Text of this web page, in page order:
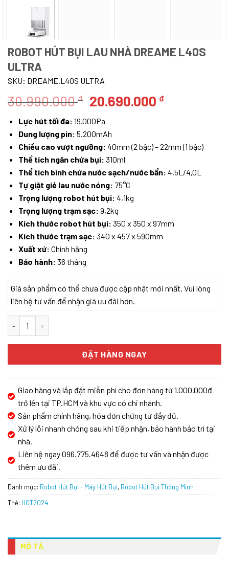
ROBOT HÚT BỤI LAU NHÀ DREAME L40S
ULTRA
SKU: DREAME.L40S ULTRA
30.990.000₫ Giá
là:
30.990.000 ₫.
20.690.000 ₫Giá
là:
Lực hút tối đa: 19.000Pa
Dung lượng pin: 5.200mAh
Chiều cao vượt ngưỡng: 40mm (2 bậc) – 22mm (1 bậc)
Thể tích ngăn chứa bụi: 310ml
Thể tích bình chứa nước sạch/nước bẩn: 4,5L/4,0L
Tự giặt giẻ lau nước nóng: 75°C
Trọng lượng robot hút bụi: 4,1kg
Trọng lượng trạm sạc: 9,2kg
Kích thước robot hút bụi: 350 x 350 x 97mm
Kích thước trạm sạc: 340 x 457 x 590mm
Xuất xứ: Chính hãng
Bảo hành: 36 tháng
Giá sản phẩm có thể chưa được cập nhật mới nhất. Vui lòng
liên hệ tư vấn để nhận giá ưu đãi hơn.
ĐẶT HÀNG NGAY
Giao hàng và lắp đặt miễn phí cho đơn hàng từ 1.000.000đ
trở lên tại TP.HCM và khu vực có chi nhánh.
Sản phẩm chính hãng, hóa đơn chứng từ đầy đủ.
Xử lý lỗi nhanh chóng sau khi tiếp nhận, bảo hành bảo trì tại
nhà.
Liên hệ ngay 096.775.4648 để được tư vấn và nhận được
thêm ưu đãi.
Danh mục: Robot Hút Bụi - Máy Hút Bụi, Robot Hút Bụi Thông Minh
Thẻ: HOT2024
MÔ TẢ